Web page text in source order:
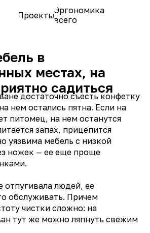
ПроектыЭргономика
всего
в
местах, на
садиться
достаточно съесть конфетку
нем остались пятна. Если на
питомец, на нем останутся
запах, прицепится
уязвима мебель с низкой
ножек — ее еще проще
отпугивала людей, ее
обслуживать. Причем
чистки сложно: на
тут же можно ляпнуть свежим